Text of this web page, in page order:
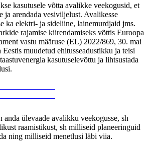
kasutusele võtta avalikke veekogusid, et
ja arendada vesiviljelust. Avalikesse
ka elektri- ja sideliine, lainemurdjaid jms.
rajamise kiirendamiseks võttis Euroopa
vastu määruse (EL) 2022/869, 30. mai
muudetud ehitusseadustikku ja teisi
kasutuselevõttu ja lihtsustada
anda ülevaade avalikku veekogusse, sh
raamistikust, sh milliseid planeeringuid
ning milliseid menetlusi läbi viia.